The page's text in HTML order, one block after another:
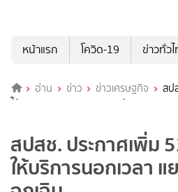
หน้าแรก
โควิด-19 ข่าวทั่ว
อ่าน ข่าว ข่าวเศรษฐกิจ
สป
ให้บริการนอกเวลา แยกจากห้องฉุกเฉิน
สปสช. ประกาศเพิ่ม
ให้บริการนอกเวลา